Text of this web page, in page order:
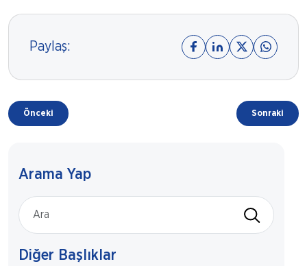
Paylaş:
Önceki Sonraki
Arama Yap
Diğer Başlıklar